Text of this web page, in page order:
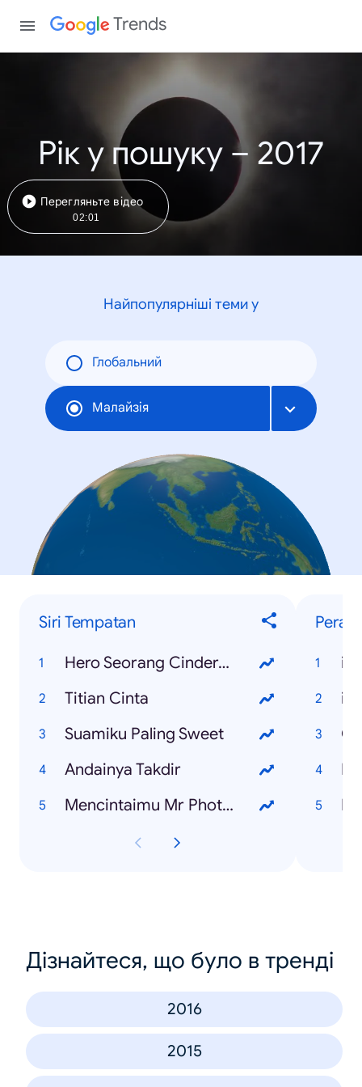
Trends
Рік у пошуку – 2017
Перегляньте відео
02:01
Найпопулярніші теми у
Глобальний
Малайзія
Siri Tempatan
Hero Seorang Cinderella
Titian Cinta
Suamiku Paling Sweet
Andainya Takdir
Mencintaimu Mr Photographer
Дізнайтеся, що було в тренді
2016
2015